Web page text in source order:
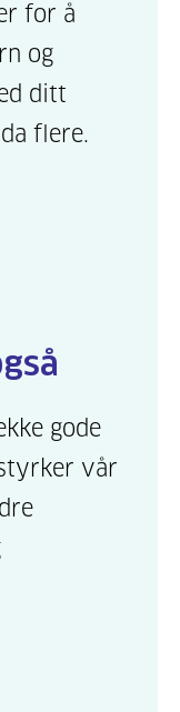
for å
og
ditt
flere.
gode
vår